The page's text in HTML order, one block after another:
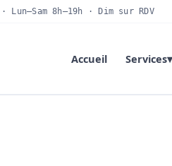
8h–19h · Dim sur RDV
Accueil Services▾